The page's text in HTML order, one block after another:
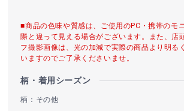
■商品の色味や質感は、ご使用のPC・携帯のモ
際と違って見える場合がございます。また、店
フ撮影画像は、光の加減で実際の商品より明る
いますのでご了承くださいませ。
柄・着用シーズン
柄：その他